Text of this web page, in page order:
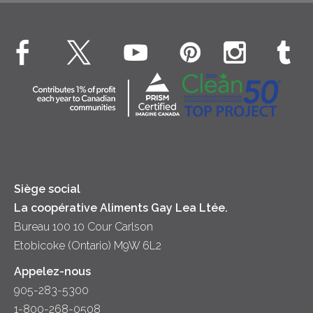
Soupes
Fromage cottage
Crème sure
Bien-être des animaux
Principes coopératifs
Contactez-nous
Location
Siège social
La coopérative Aliments Gay Lea Ltée.
Bureau 100 10 Cour Carlson
Etobicoke (Ontario) M9W 6L2
Appelez-nous
905-283-5300
1-800-268-0508